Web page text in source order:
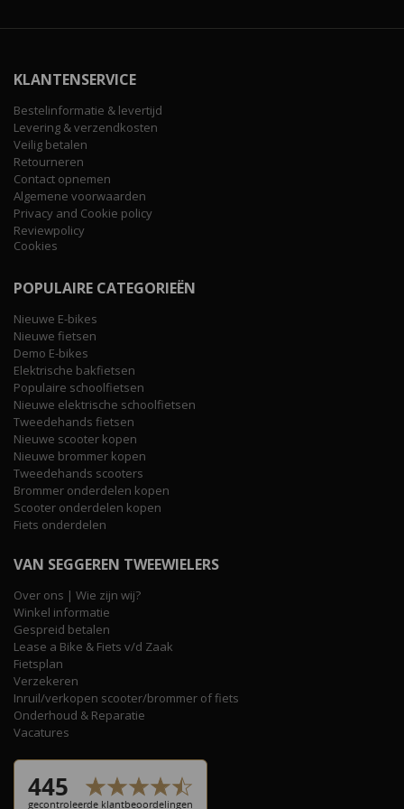
KLANTENSERVICE
Bestelinformatie & levertijd
Levering & verzendkosten
Veilig betalen
Retourneren
Contact opnemen
Algemene voorwaarden
Privacy and Cookie policy
Reviewpolicy
Cookies
POPULAIRE CATEGORIEËN
Nieuwe E-bikes
Nieuwe fietsen
Demo E-bikes
Elektrische bakfietsen
Populaire schoolfietsen
Nieuwe elektrische schoolfietsen
Tweedehands fietsen
Nieuwe scooter kopen
Nieuwe brommer kopen
Tweedehands scooters
Brommer onderdelen kopen
Scooter onderdelen kopen
Fiets onderdelen
VAN SEGGEREN TWEEWIELERS
Over ons | Wie zijn wij?
Winkel informatie
Gespreid betalen
Lease a Bike & Fiets v/d Zaak
Fietsplan
Verzekeren
Inruil/verkopen scooter/brommer of fiets
Onderhoud & Reparatie
Vacatures